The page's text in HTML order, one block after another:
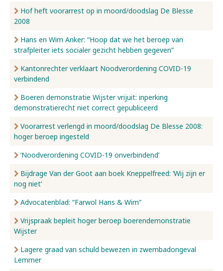
Hof heft voorarrest op in moord/doodslag De Blesse
2008
Hans en Wim Anker: “Hoop dat we het beroep van
strafpleiter iets socialer gezicht hebben gegeven”
Kantonrechter verklaart Noodverordening COVID-19
verbindend
Boeren demonstratie Wijster vrijuit: inperking
demonstratierecht niet correct gepubliceerd
Voorarrest verlengd in moord/doodslag De Blesse 2008:
hoger beroep ingesteld
‘Noodverordening COVID-19 onverbindend’
Bijdrage Van der Goot aan boek Kneppelfreed: ‘Wij zijn er
nog niet’
Advocatenblad: “Farwol Hans & Wim”
Vrijspraak bepleit hoger beroep boerendemonstratie
Wijster
Lagere graad van schuld bewezen in zwembadongeval
Lemmer